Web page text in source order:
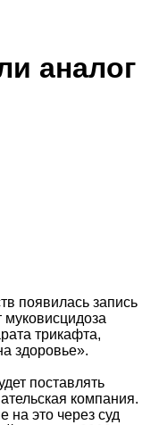
аналог
появилась запись
муковисцидоза
трикафта,
здоровье».
поставлять
компания.
на это через суд